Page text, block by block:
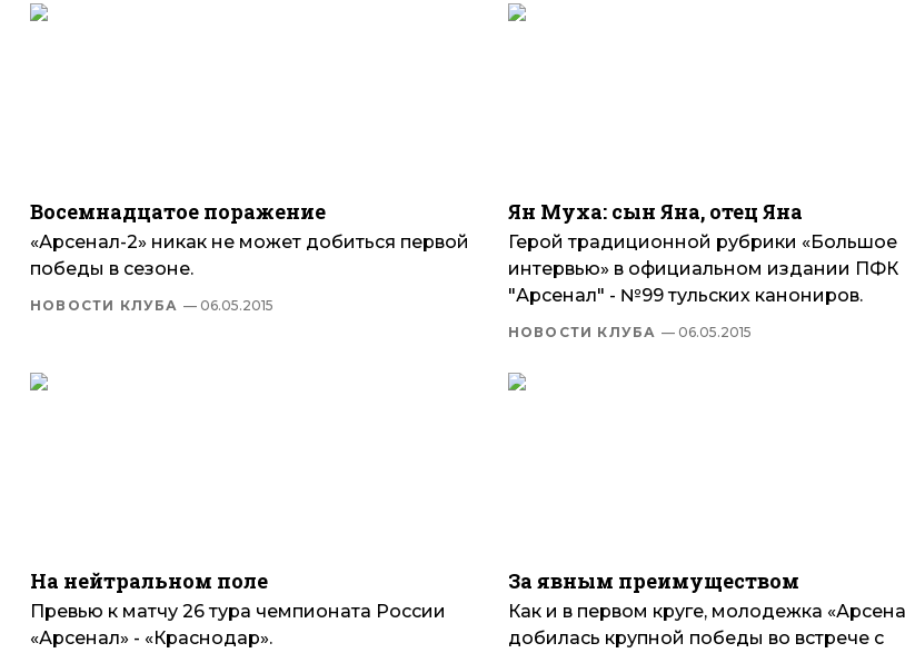
Восемнадцатое поражение
«Арсенал-2» никак не может добиться первой
победы в сезоне.
НОВОСТИ КЛУБА — 06.05.2015
Ян Муха: сын Яна, отец Яна
Герой традиционной рубрики «Большое
интервью» в официальном издании ПФК
"Арсенал" - №99 тульских канониров.
НОВОСТИ КЛУБА — 06.05.2015
На нейтральном поле
Превью к матчу 26 тура чемпионата России
«Арсенал» - «Краснодар».
За явным преимуществом
Как и в первом круге, молодежка
добилась крупной победы во встрече с